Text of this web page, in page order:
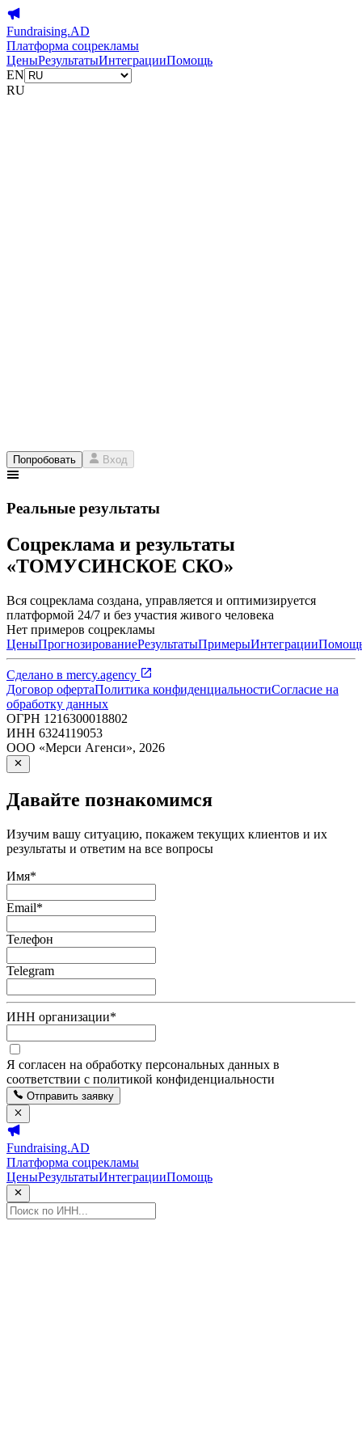
Fundraising.AD
Платформа соцрекламы
ЦеныРезультатыИнтеграцииПомощь
EN
RU
Попробовать Вход
Реальные результаты
Соцреклама и результаты
«ТОМУСИНСКОЕ СКО»
Вся соцреклама создана, управляется и оптимизируется
платформой 24/7 и без участия живого человека
Нет примеров соцрекламы
ЦеныПрогнозированиеРезультатыПримерыИнтеграции
Сделано в mercy.agency
Договор офертаПолитика конфиденциальностиСогласие на
обработку данных
ОГРН 1216300018802
ИНН 6324119053
ООО «Мерси Агенси», 2026
Давайте познакомимся
Изучим вашу ситуацию, покажем текущих клиентов и их
результаты и ответим на все вопросы
Имя*
Email*
Телефон
Telegram
ИНН организации*
Я согласен на обработку персональных данных в
соответствии с политикой конфиденциальности
Отправить заявку
Fundraising.AD
Платформа соцрекламы
ЦеныРезультатыИнтеграцииПомощь